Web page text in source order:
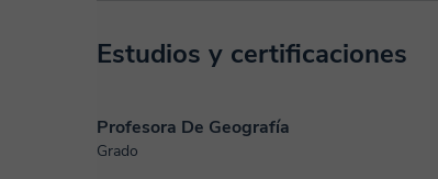
Estudios y certificaciones
Profesora De Geografía
Grado